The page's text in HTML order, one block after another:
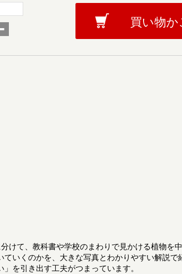
買い物か
て、教科書や学校のまわりで見かける植物を
いくのかを、大きな写真とわかりやすい解説で
を引き出す工夫がつまっています。